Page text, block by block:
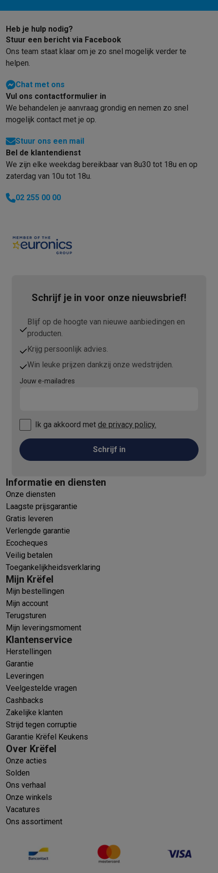
Heb je hulp nodig?
Stuur een bericht via Facebook
Ons team staat klaar om je zo snel mogelijk verder te
helpen.
Chat met ons
Vul ons contactformulier in
We behandelen je aanvraag grondig en nemen zo snel
mogelijk contact met je op.
Stuur ons een mail
Bel de klantendienst
We zijn elke weekdag bereikbaar van 8u30 tot 18u en op
zaterdag van 10u tot 18u.
02 255 00 00
Schrijf je in voor onze nieuwsbrief!
Blijf op de hoogte van nieuwe aanbiedingen en
producten.
Krijg persoonlijk advies.
Win leuke prijzen dankzij onze wedstrijden.
Jouw e-mailadres
Ik ga akkoord met de privacy policy.
Schrijf in
Informatie en diensten
Onze diensten
Laagste prijsgarantie
Gratis leveren
Verlengde garantie
Ecocheques
Veilig betalen
Toegankelijkheidsverklaring
Mijn Krëfel
Mijn bestellingen
Mijn account
Terugsturen
Mijn leveringsmoment
Klantenservice
Herstellingen
Garantie
Leveringen
Veelgestelde vragen
Cashbacks
Zakelijke klanten
Strijd tegen corruptie
Garantie Krëfel Keukens
Over Krëfel
Onze acties
Solden
Ons verhaal
Onze winkels
Vacatures
Ons assortiment